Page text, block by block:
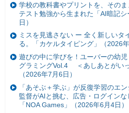
学校の教科書やプリントを、その
テスト勉強から生まれた「AI暗記
日）
ミスを見逃さない ー 全く新しいタ
る。「カケルタイピング」（2026年
遊びの中に学びを！ユーバーの幼
グラミングVol.4 ＜あしあとがい
（2026年7月6日）
「あそぶ＋学ぶ」が反復学習のエ
監督がAIと挑む、広告・ログイン
「NOA Games」（2026年6月4日）